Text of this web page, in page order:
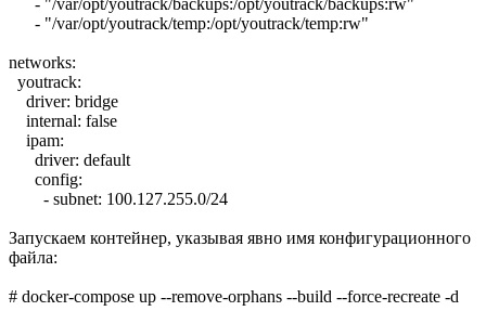
- "/var/opt/youtrack/temp:/opt/youtrack/temp:rw"
networks:
youtrack:
driver: bridge
internal: false
ipam:
driver: default
config:
- subnet: 100.127.255.0/24
Запускаем контейнер, указывая явно имя конфигурационного
файла:
# docker-compose up --remove-orphans --build --force-recreate -d